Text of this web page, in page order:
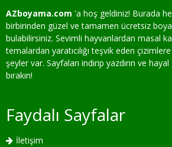
AZboyama.com 'a hoş geldiniz! Burada
birbirinden güzel ve tamamen ücretsiz
bulabilirsiniz. Sevimli hayvanlardan masal
temalardan yaratıcılığı teşvik eden
şeyler var. Sayfaları indirip yazdırın ve
bırakın!
Faydalı Sayfalar
İletişim